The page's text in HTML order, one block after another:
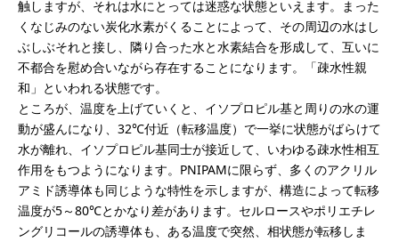
触しますが、それは水にとっては迷惑な状態といえます。まった
くなじみのない炭化水素がくることによって、その周辺の水はし
ぶしぶそれと接し、隣り合った水と水素結合を形成して、互いに
不都合を慰め合いながら存在することになります。「疎水性親
和」といわれる状態です。
ところが、温度を上げていくと、イソプロピル基と周りの水の運
動が盛んになり、32℃付近（転移温度）で一挙に状態がばらけて
水が離れ、イソプロピル基同士が接近して、いわゆる疎水性相互
作用をもつようになります。PNIPAMに限らず、多くのアクリル
アミド誘導体も同じような特性を示しますが、構造によって転移
温度が5～80℃とかなり差があります。セルロースやポリエチレ
ングリコールの誘導体も、ある温度で突然、相状態が転移しま